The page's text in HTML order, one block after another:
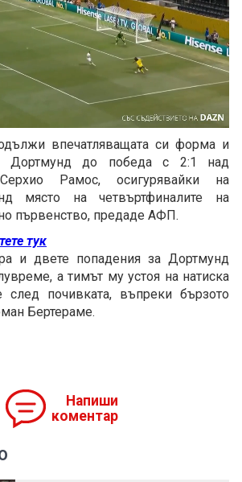
впечатляващата си форма и
Дортмунд до победа с 2:1 над
Рамос, осигурявайки на
място на четвъртфиналите на
първенство, предаде АФП.
тук
и двете попадения за Дортмунд
а тимът му устоя на натиска
след почивката, въпреки бързото
Бертераме.
Напиши
коментар